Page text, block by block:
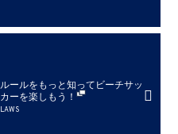
ルールをもっと知ってビーチサッ
カーを楽しもう！
LAWS